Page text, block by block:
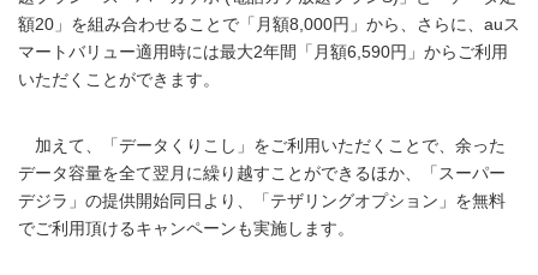
額20」を組み合わせることで「月額8,000円」から、さらに、auス
マートバリュー適用時には最大2年間「月額6,590円」からご利用
いただくことができます。
加えて、「データくりこし」をご利用いただくことで、余った
データ容量を全て翌月に繰り越すことができるほか、「スーパー
デジラ」の提供開始同日より、「テザリングオプション」を無料
でご利用頂けるキャンペーンも実施します。